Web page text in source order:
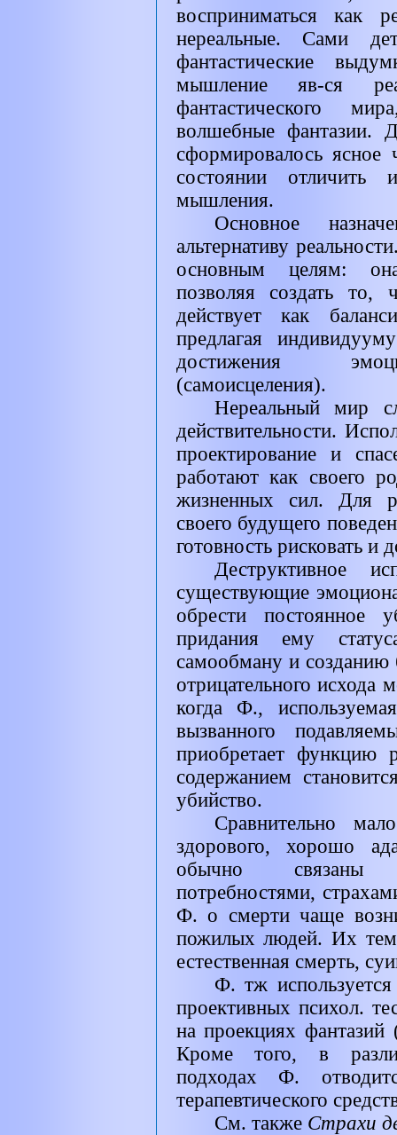
восприниматься
нереальные. Сами
фантастические
мышление яв-ся
фантастического
волшебные фантазии.
сформировалось
состоянии отличить
мышления.
Основное
альтернативу
основным целям:
позволяя создать
действует как
предлагая
достижения
(самоисцеления).
Нереальный мир
действительности.
проектирование и
работают как своего
жизненных сил. Для
своего будущего
готовность рисковать и
Деструктивное
существующие
обрести
придания ему
самообману и созданию
отрицательного исхода
когда Ф.,
вызванного
приобретает функцию
содержанием
убийство.
Сравнительно
здорового, хорошо
обычно связаны
потребностями,
Ф. о смерти чаще
пожилых людей. Их
естественная смерть,
Ф. тж
проективных психол.
на проекциях
Кроме того, в
подходах Ф.
терапевтического
См. также Страхи